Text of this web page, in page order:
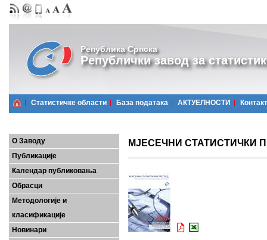
Република Српска
Републички завод за
Статистичке области Базa података АКТУЕЛНОСТИ Контакт
О Заводу
Публикације
Календар публиковања
Обрасци
Методологије и
класификације
Новинари
МЈЕСЕЧНИ СТАТИСТИЧКИ